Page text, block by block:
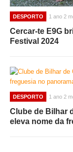
DESPORTO 1 ano 2
Cercar-te E9G
Festival 2024
DESPORTO 1 ano 2
Clube de Bilhar
eleva nome da